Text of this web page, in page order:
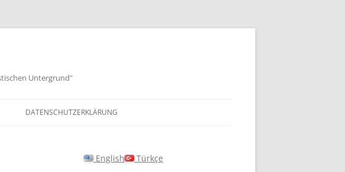
Untergrund"
DATENSCHUTZERKLÄRUNG
English Türkçe